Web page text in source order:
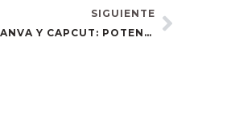
SIGUIENTE
ÉXITO EN LA JORNADA DE CANVA Y CAPCUT: POTENCIA LA IMAGEN DE TU MARCA CON CONTENIDO VISUAL